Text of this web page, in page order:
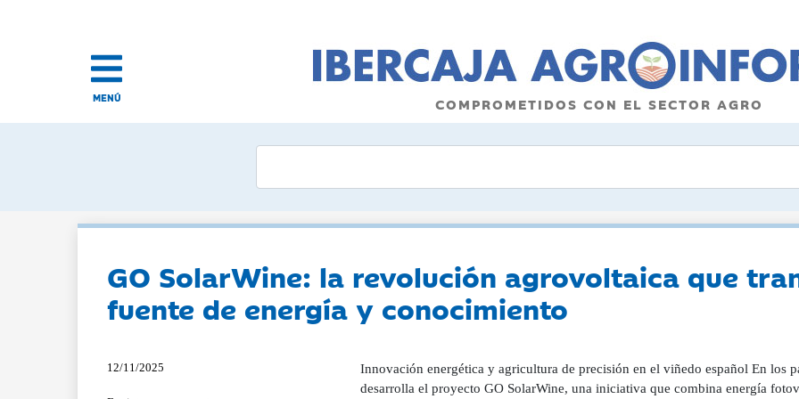
MENÚ COMPROMETIDOS CON EL SECTOR AGRO
GO SolarWine: la revolución agrovoltaica que
fuente de energía y conocimiento
12/11/2025 Innovación energética y agricultura de precisión en el viñedo español En los paisajes vitícolas de Cataluña y Castilla-La Mancha se desarrolla el proyecto GO SolarWine, una iniciativa que combina energía fotovoltaica, digitalización y viticultura de precisión para impulsar un modelo de producción sostenible. A través de dos plantas piloto y una red de sensores inteligentes, el consorcio promueve una agricultura más eficiente en el uso del agua y la energía, integrando tecnología solar en el viñedo sin comprometer la calidad de la uva. Tecnología agrovoltaica aplicada al viñedo El proyecto GO SolarWine surge con el propósito de demostrar la viabilidad técnica y económica de la agrovoltaica en la viticultura. Su objetivo principal es validar, en condiciones reales de explotación, sistemas capaces de compatibilizar la generación de energía fotovoltaica con el cultivo de la vid. En lugar de concebir el terreno agrícola y la infraestructura energética como usos incompatibles, el proyecto propone una integración estructural de ambos, creando un modelo de aprovechamiento dual del suelo. El sistema se basa en la instalación de paneles solares sobre estructuras elevadas tipo pérgola, a cinco metros de altura, lo que permite mantener la mecanización habitual del viñedo. La disposición modular se ha diseñado para evaluar distintas configuraciones de sombreado, combinando módulos opacos convencionales y paneles semitransparentes bifaciales. Estos últimos permiten el paso parcial de la radiación solar y aprovechan la luz reflejada por el suelo, mejorando la captación de energía y reduciendo el impacto lumínico sobre el cultivo. Los resultados preliminares obtenidos durante la fase de puesta en marcha muestran un equilibrio notable entre rendimiento energético y respuesta agronómica. En ambos viñedos piloto -Mas Rabell, en el Penedès, y Fuentealbilla, en La Mancha- las instalaciones han mantenido una producción fotovoltaica estable, con una eficiencia media del 18% en condiciones de campo y picos superiores al 20% en días de máxima irradiación. Estas cifras confirman el potencial de la agrovoltaica como fuente de energía limpia integrada en entornos agrícolas productivos. Sensores inteligentes y agricultura de precisión La innovación de GO SolarWine se sustenta en la digitalización del viñedo. Cada planta piloto incorpora una red de sensores conectados que registran en tiempo real parámetros clave del microclima y del estado fisiológico de las cepas. Los dispositivos miden temperatura del aire, humedad relativa, radiación solar, humedad y temperatura del suelo, así como variables agronómicas específicas como la conductancia estomática o la presión foliar. Estos datos se transmiten a una plataforma de análisis en la nube desarrollada por INDEREN, donde se procesan mediante algoritmos de inteligencia artificial. El sistema genera un modelo digital o gemelo virtual del viñedo, capaz de representar con precisión su comportamiento bajo diferentes condiciones de irradiación y sombreado. A partir de la información recopilada, se elaboran patrones predictivos que relacionan el microclima con el rendimiento de la planta y la producción de energía. Esta herramienta facilita la toma de decisiones en la gestión del riego y la planificación de labores, optimizando el uso de recursos hídricos y energéticos. Además de la monitorización ambiental, los sensores proporcionan información sobre la salud del cultivo, detectando posibles desequilibrios térmicos o hídricos. En el caso del viñedo de Mas Rabell, se han registrado descensos de hasta 5 °C bajo los paneles durante las olas de calor y una reducción cercana al 30% en el consumo de agua respecto al área de control. La información obtenida confirma que la sombra parcial de los módulos contribuye a mitigar el estrés térmico, permitiendo una maduración más equilibrada de la uva y una mayor estabilidad en la producción. El modelo experimental del Penedès En el viñedo Mas Rabell, propiedad de Familia Torres, se desarrolla una de las instalaciones más avanzadas del proyecto. Sobre una superficie de mil metros cuadrados de viña ecológica, se ha montado una pérgola solar que combina distintos tipos de módulos fotovoltaicos, integrados en un sistema de control ambiental de alta resolución. La altura de la estructura permite el paso de vendimiadoras y tractores, garantizando la continuidad de las labores agrícolas sin modificar la disposición tradicional del cultivo. La energía generada se destina al autoconsumo de las naves de envejecimiento y del restaurante adyacente, configurando un circuito energético cerrado. Los técnicos de la bodega supervisan la producción eléctrica mediante un sistema de registro digital que muestra la generación diaria, el factor de rendimiento y la eficiencia acumulada de los paneles. El análisis de los primeros meses de operación indica un aprovechamiento medio del 1.400 kWh por kWp instalado, con un factor de rendimiento superior al 80%, cifras que sitúan al piloto dentro de los estándares de eficiencia de las instalaciones fotovoltaicas en España. Este esquema permite visualizar la agrovoltaica no solo como un mecanismo de adaptación al cambio climático, sino también como una estrategia de ahorro y diversificación energética. El piloto de Fuentealbilla y su enfoque climático El segundo emplazamiento experimental se ubica en la finca Huerto Tornasol, en Fuentealbilla, Albacete. Allí, las condiciones climáticas son más extremas: veranos secos y calurosos, inviernos fríos y una irradiación media anual superior a la del Penedès. Estas variables convierten a la instalación manchega en un laboratorio idóneo para estudiar el comportamiento de la agrovoltaica en zonas de elevada radiación. Sobre una superficie de novecientos metros cuadrados, los paneles bifaciales y opacos proyectan sombras alternas sobre cepas de la variedad Bobal,